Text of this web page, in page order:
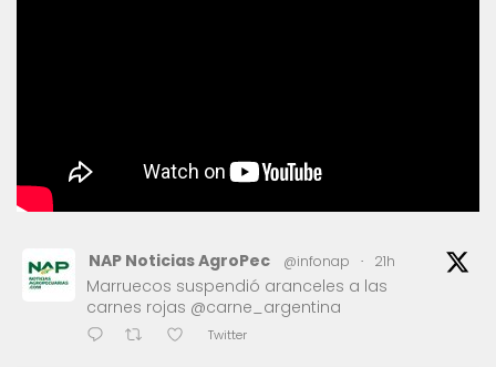
NAP Noticias AgroPec @infonap · 21h
Marruecos suspendió aranceles a las
carnes rojas @carne_argentina
Twitter